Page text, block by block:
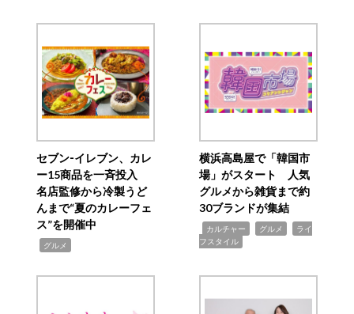
セブン‐イレブン、カレ
ー15商品を一斉投入
名店監修から冷製うど
んまで“夏のカレーフェ
ス”を開催中
グルメ
横浜高島屋で「韓国市
場」がスタート 人気
グルメから雑貨まで約
30ブランドが集結
カルチャー グルメ
ライ
フスタイル